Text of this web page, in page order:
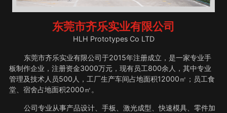
东莞市齐乐实业有限公司
HLH Prototypes Co LTD
东莞市齐乐实业有限公司于2015年注册成立，是一家专业手
板制作企业，注册资金3000万元，现有员工800余人，其中专业
管理及技术人员500人，工厂生产车间占地面积12000㎡；员工食
堂、宿舍占地面积2000㎡。
公司专业从事产品设计、手板、激光成型、快速模具、零件加